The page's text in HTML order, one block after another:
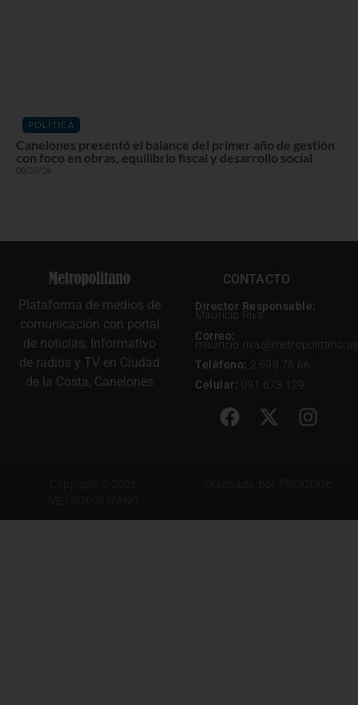
POLÍTICA
Canelones presentó el balance del primer año de gestión
con foco en obras, equilibrio fiscal y desarrollo social
08/07/26
Plataforma de medios de
comunicación con portal
de noticias, Informativo
de radios y TV en Ciudad
de la Costa, Canelones
CONTACTO
Director Responsable:
Mauricio Riva
Correo:
mauricio.riva@metropolitano.uy
Teléfono: 2 698 78 66
Celular: 091 673 129